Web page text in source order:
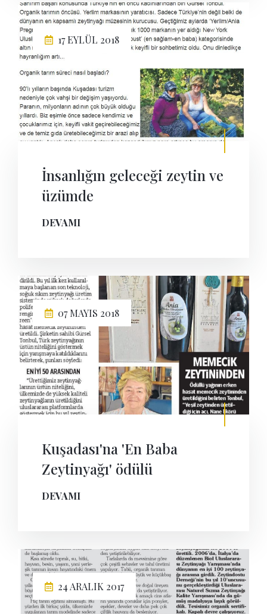
17 EYLÜL 2018
İnsanlığın geleceği zeytin ve
üzümde
DEVAMI
07 MAYIS 2018
Kuşadası'na 'En Baba
Zeytinyağı' ödülü
DEVAMI
24 ARALIK 2017